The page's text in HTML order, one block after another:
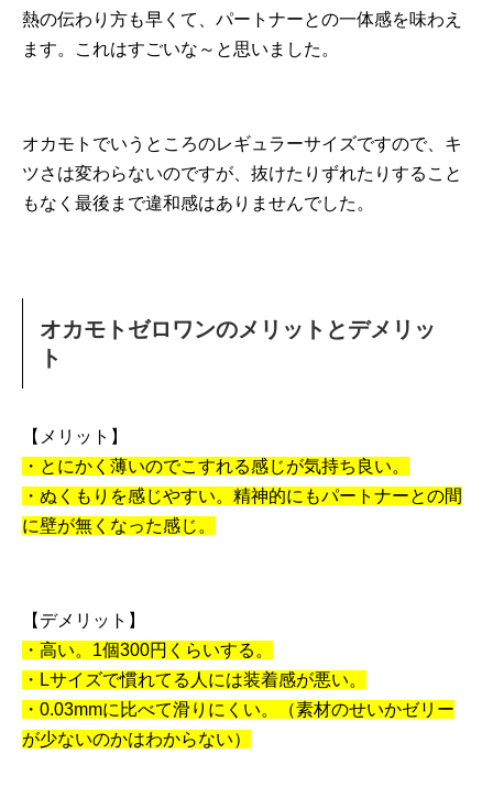
熱の伝わり方も早くて、パートナーとの一体感を味わえ
ます。これはすごいな～と思いました。
オカモトでいうところのレギュラーサイズですので、キ
ツさは変わらないのですが、抜けたりずれたりすること
もなく最後まで違和感はありませんでした。
オカモトゼロワンのメリットとデメリッ
ト
【メリット】
・とにかく薄いのでこすれる感じが気持ち良い。
・ぬくもりを感じやすい。精神的にもパートナーとの間
に壁が無くなった感じ。
【デメリット】
・高い。1個300円くらいする。
・Lサイズで慣れてる人には装着感が悪い。
・0.03mmに比べて滑りにくい。（素材のせいかゼリー
が少ないのかはわからない）